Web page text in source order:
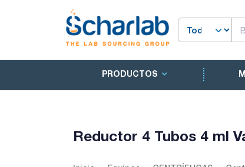
PRODUCTOS
Reductor 4 Tubos 4 ml